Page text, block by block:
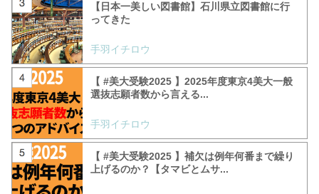
【日本一美しい図書館】石川県立図書館に行
ってきた
手羽イチロウ
【 #美大受験2025 】2025年度東京4美大一般
選抜志願者数から言える...
手羽イチロウ
【 #美大受験2025 】補欠は例年何番まで繰り
上げるのか？【タマビとムサ...